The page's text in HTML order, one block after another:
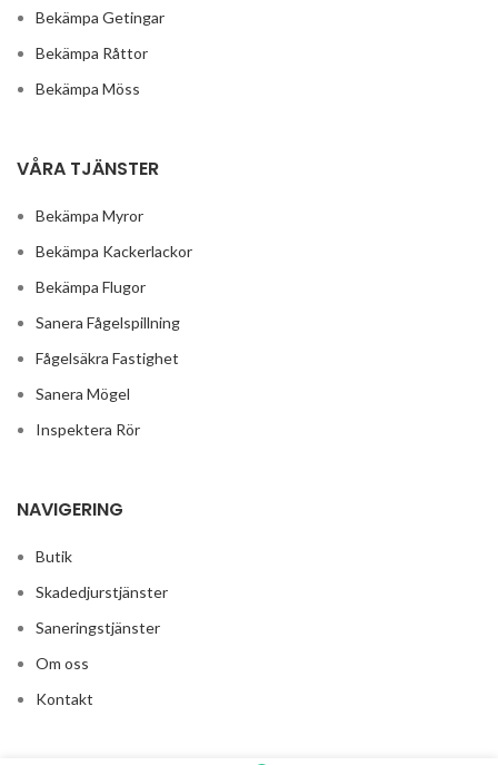
Bekämpa Getingar
Bekämpa Råttor
Bekämpa Möss
VÅRA TJÄNSTER
Bekämpa Myror
Bekämpa Kackerlackor
Bekämpa Flugor
Sanera Fågelspillning
Fågelsäkra Fastighet
Sanera Mögel
Inspektera Rör
NAVIGERING
Butik
Skadedjurstjänster
Saneringstjänster
Om oss
Kontakt